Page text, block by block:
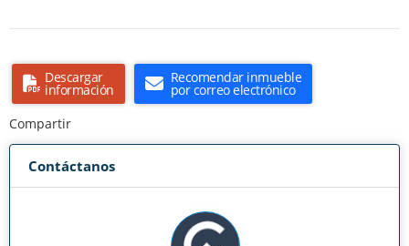
Descargar
información
Recomendar inmueble
por correo electrónico
Compartir
Contáctanos